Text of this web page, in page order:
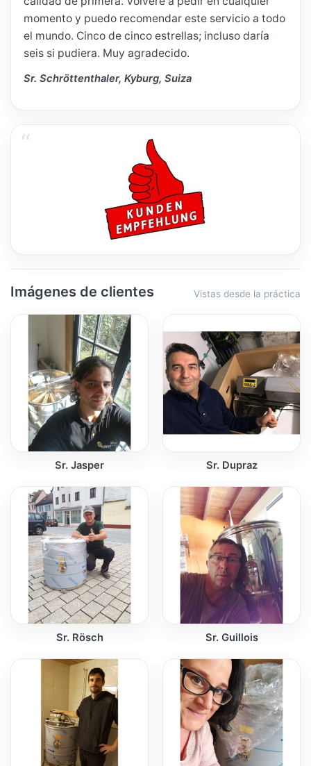
momento y puedo recomendar este servicio a todo
el mundo. Cinco de cinco estrellas; incluso daría
seis si pudiera. Muy agradecido.
Sr. Schröttenthaler, Kyburg, Suiza
Imágenes de clientes Vistas desde la práctica
Sr. Jasper Sr. Dupraz
Sr. Rösch Sr. Guillois